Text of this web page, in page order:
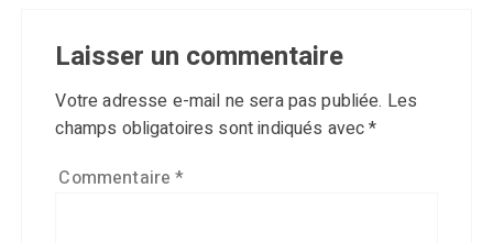
Laisser un commentaire
Votre adresse e-mail ne sera pas publiée. Les
champs obligatoires sont indiqués avec*
Commentaire*